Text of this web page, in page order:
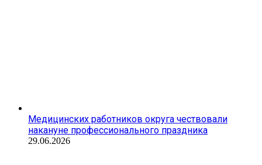
Медицинских работников округа чествовали
накануне профессионального праздника
29.06.2026